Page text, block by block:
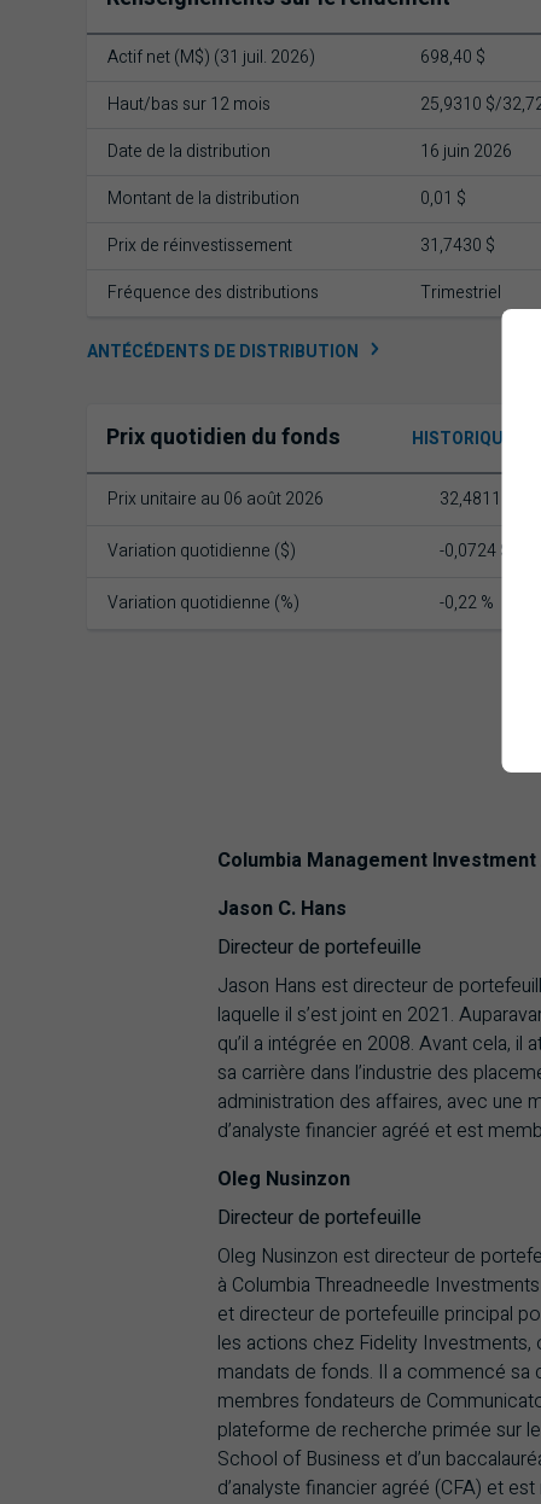
Actif net (M$) (31 juil. 2026)
698,40 $
Haut/bas sur 12 mois
25,9310 $/
Date de la distribution
16 juin 2026
Montant de la distribution
0,01 $
Prix de réinvestissement
31,7430 $
Fréquence des distributions
Trimestriel
ANTÉCÉDENTS DE DISTRIBUTION
Prix quotidien du fonds HISTORIQUE
Prix unitaire au 06 août 2026 32,4811 $
Variation quotidienne ($) -0,0724 $
Variation quotidienne (%) -0,22 %
Columbia Management
Jason C. Hans
Directeur de portefeuille
Jason Hans est directeur de
laquelle il s’est joint en 2021.
qu’il a intégrée en 2008. Avant cela,
sa carrière dans l’industrie des
administration des affaires, avec une
d’analyste financier agréé et est
Oleg Nusinzon
Directeur de portefeuille
Oleg Nusinzon est directeur de
à Columbia Threadneedle
et directeur de portefeuille principal
les actions chez Fidelity Investments,
mandats de fonds. Il a commencé sa
membres fondateurs de
plateforme de recherche primée sur
School of Business et d’un
d’analyste financier agréé (CFA) et